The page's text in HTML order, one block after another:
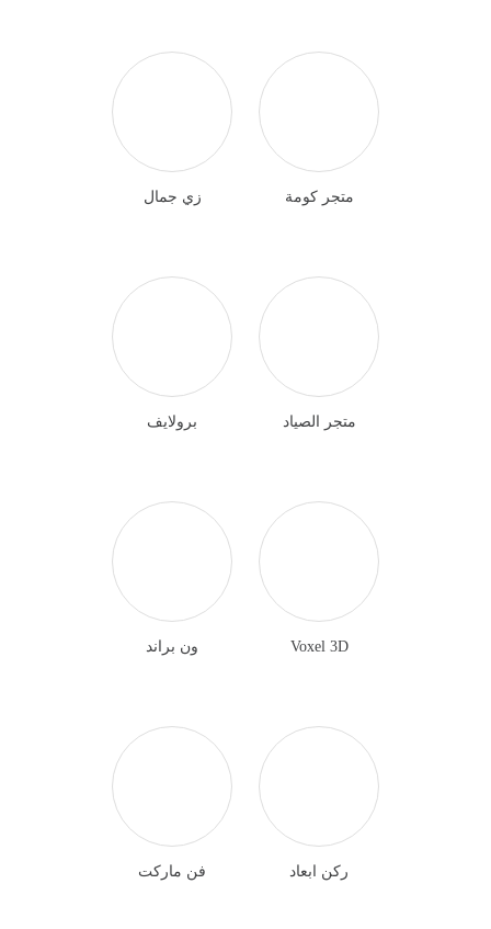
متجر كومة زي جمال
متجر الصياد برولايف
Voxel 3D ون براند
ركن ابعاد فن ماركت